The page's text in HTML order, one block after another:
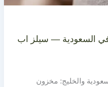
السعودية — سيلز اب
والخليج: مخزون